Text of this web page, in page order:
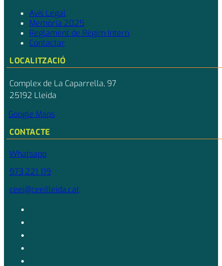
Avís Legal
Memòria 2025
Reglament de Règim Intern
Contactar
LOCALITZACIÓ
Complex de La Caparrella, 97
25192 Lleida
Google Maps
CONTACTE
Whatsapp
973 221 119
ceei@ceeilleida.cat